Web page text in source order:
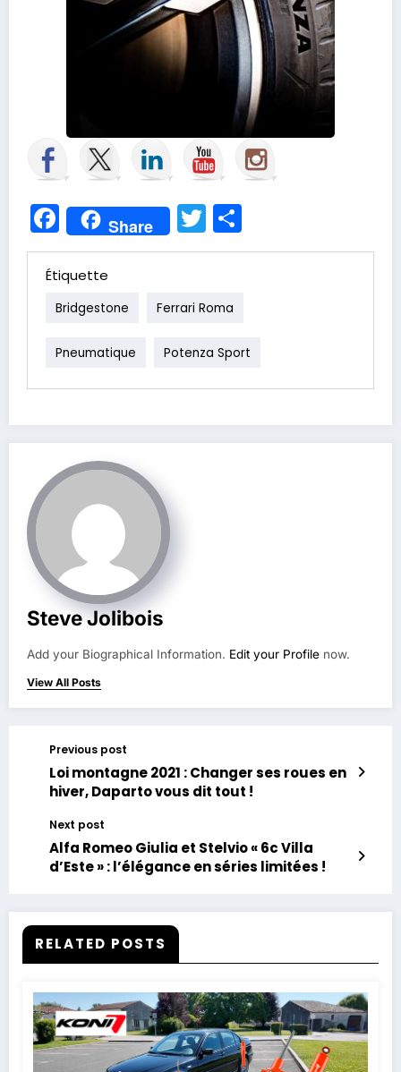
Facebook
Share Twitter
Étiquette
Bridgestone Ferrari Roma
Pneumatique Potenza Sport
Steve Jolibois
Add your Biographical Information. Edit your Profile now.
View All Posts
Previous post
Loi montagne 2021 : Changer ses roues en
hiver, Daparto vous dit tout !
Next post
Alfa Romeo Giulia et Stelvio « 6c Villa
d’Este » : l’élégance en séries limitées !
RELATED POSTS